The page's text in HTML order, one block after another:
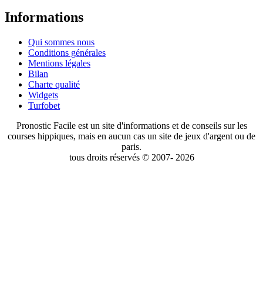
Informations
Qui sommes nous
Conditions générales
Mentions légales
Bilan
Charte qualité
Widgets
Turfobet
Pronostic Facile est un site d'informations et de conseils sur les
courses hippiques, mais en aucun cas un site de jeux d'argent ou de
paris.
tous droits réservés © 2007- 2026